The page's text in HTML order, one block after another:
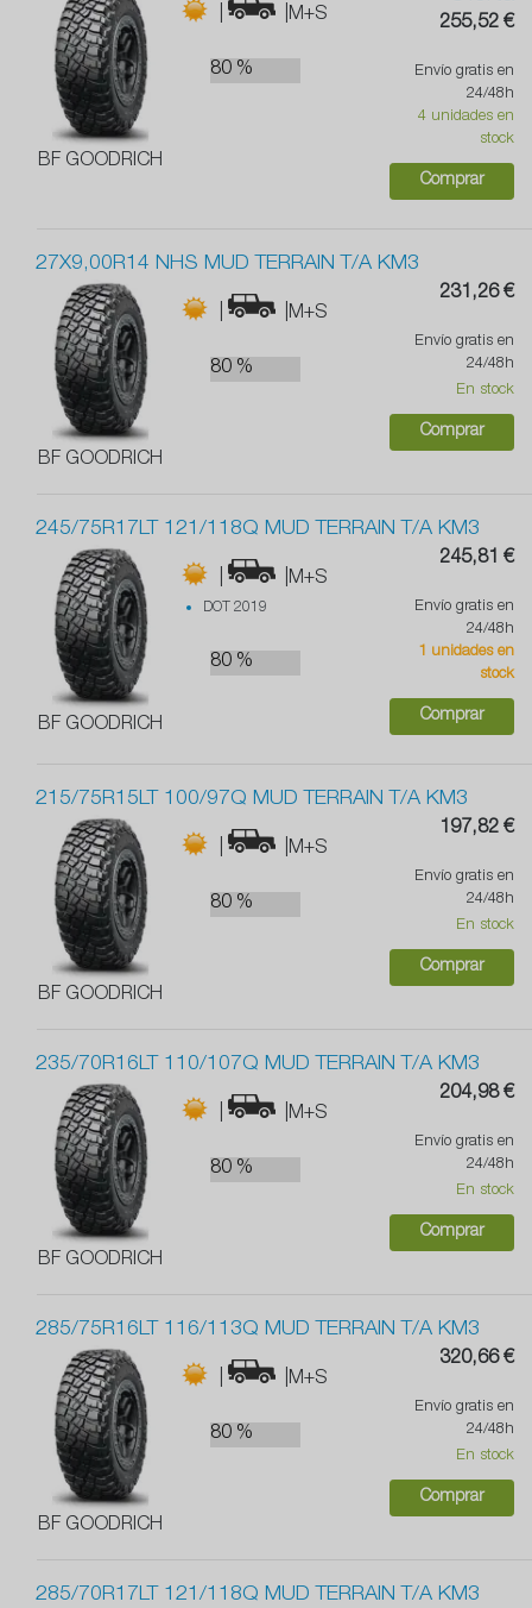
BF GOODRICH
| |M+S
80 %
255,52 €
Envío gratis en
24/48h
4 unidades en
stock
Comprar
27X9,00R14 NHS MUD TERRAIN T/A KM3
BF GOODRICH
| |M+S
80 %
231,26 €
Envío gratis en
24/48h
En stock
Comprar
245/75R17LT 121/118Q MUD TERRAIN T/A KM3
BF GOODRICH
| |M+S
DOT 2019
80 %
245,81 €
Envío gratis en
24/48h
1 unidades en
stock
Comprar
215/75R15LT 100/97Q MUD TERRAIN T/A KM3
BF GOODRICH
| |M+S
80 %
197,82 €
Envío gratis en
24/48h
En stock
Comprar
235/70R16LT 110/107Q MUD TERRAIN T/A KM3
BF GOODRICH
| |M+S
80 %
204,98 €
Envío gratis en
24/48h
En stock
Comprar
285/75R16LT 116/113Q MUD TERRAIN T/A KM3
BF GOODRICH
| |M+S
80 %
320,66 €
Envío gratis en
24/48h
En stock
Comprar
285/70R17LT 121/118Q MUD TERRAIN T/A KM3